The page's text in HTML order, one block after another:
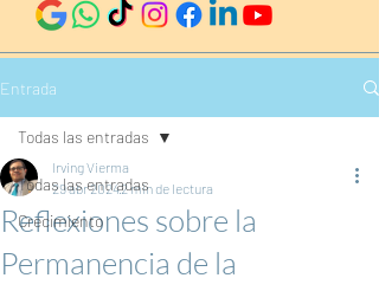
Entrada
Todas las entradas
Crecimiento
Todas las entradas
Reflexiones sobre la
Permanencia de la
Irving Vierma
29 abr 20242 min de lectura